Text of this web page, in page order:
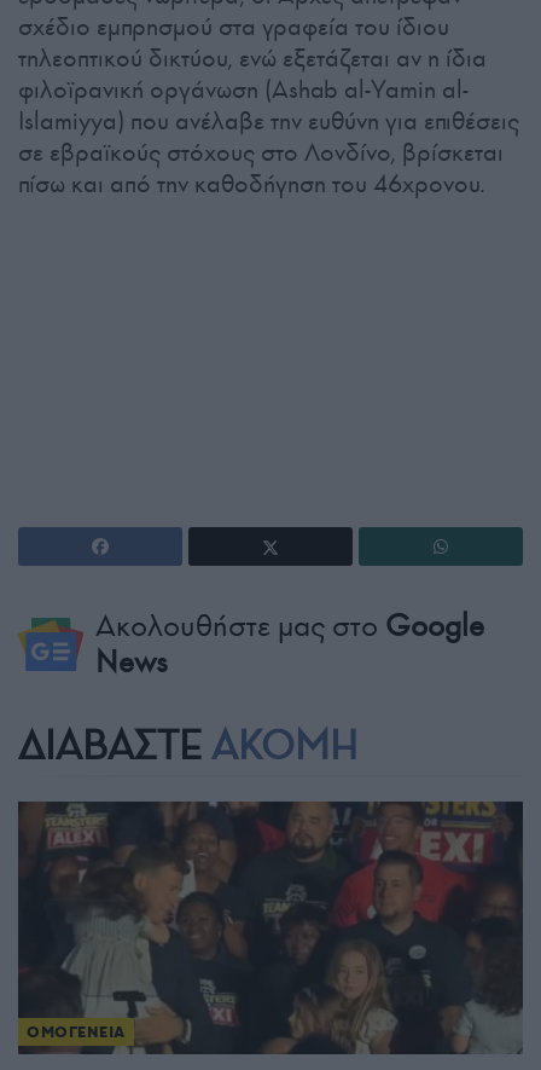
σχέδιο εμπρησμού στα γραφεία του ίδιου
τηλεοπτικού δικτύου, ενώ εξετάζεται αν η ίδια
φιλοϊρανική οργάνωση (Ashab al-Yamin al-
Islamiyya) που ανέλαβε την ευθύνη για επιθέσεις
σε εβραϊκούς στόχους στο Λονδίνο, βρίσκεται
πίσω και από την καθοδήγηση του 46χρονου.
Ακολουθήστε μας στο Google
News
ΔΙΑΒΑΣΤΕ ΑΚΟΜΗ
ΟΜΟΓΕΝΕΙΑ